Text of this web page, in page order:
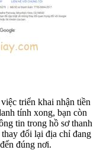
triển khai nhận tiền
tính xong, bạn còn
tin trong hồ sơ thanh
đổi lại địa chỉ đang
đúng nơi.